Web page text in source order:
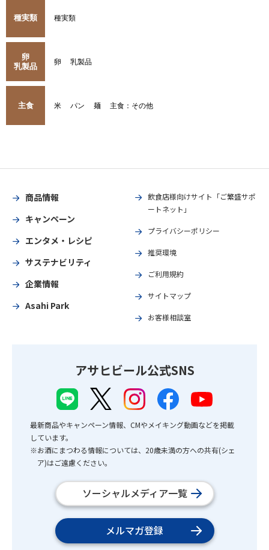
種実類 種実類
卵
乳製品
卵 乳製品
主食 米 パン 麺 主食：その他
商品情報
キャンペーン
エンタメ・レシピ
サステナビリティ
企業情報
Asahi Park
飲食店様向けサイト「ご繁盛サポ
ートネット」
プライバシーポリシー
推奨環境
ご利用規約
サイトマップ
お客様相談室
アサヒビール公式SNS
最新商品やキャンペーン情報、CMやメイキング動画などを掲載
しています。
※お酒にまつわる情報については、20歳未満の方への共有(シェ
ア)はご遠慮ください。
ソーシャルメディア一覧
メルマガ登録